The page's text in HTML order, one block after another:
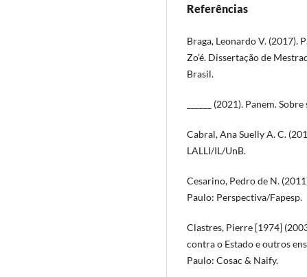
Referências
Braga, Leonardo V. (2017).
Zo’é. Dissertação de
Brasil.
______ (2021). Panem.
Cabral, Ana Suelly A. C.
LALLI/IL/UnB.
Cesarino, Pedro de N.
Paulo: Perspectiva/Fapesp.
Clastres, Pierre [1974]
contra o Estado e outros
Paulo: Cosac & Naify.